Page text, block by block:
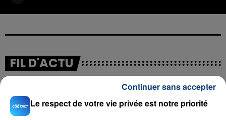
FIL D'ACTU
Le respect de votre vie privée est notre priorité
Continuer sans accepter